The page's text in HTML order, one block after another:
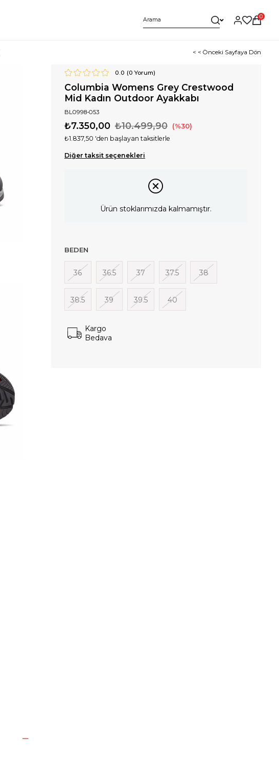
0
< < Önceki Sayfaya Dön
0.0 (0 Yorum)
Columbia Womens Grey Crestwood
Mid Kadın Outdoor Ayakkabı
BL0998-053
₺10.499,90
₺7.350,00 30
₺1.837,50 'den başlayan taksitlerle
Diğer taksit seçenekleri
Ürün stoklarımızda kalmamıştır.
BEDEN
36 36.5 37 37.5 38
38.5 39 39.5 40
Kargo
Bedava